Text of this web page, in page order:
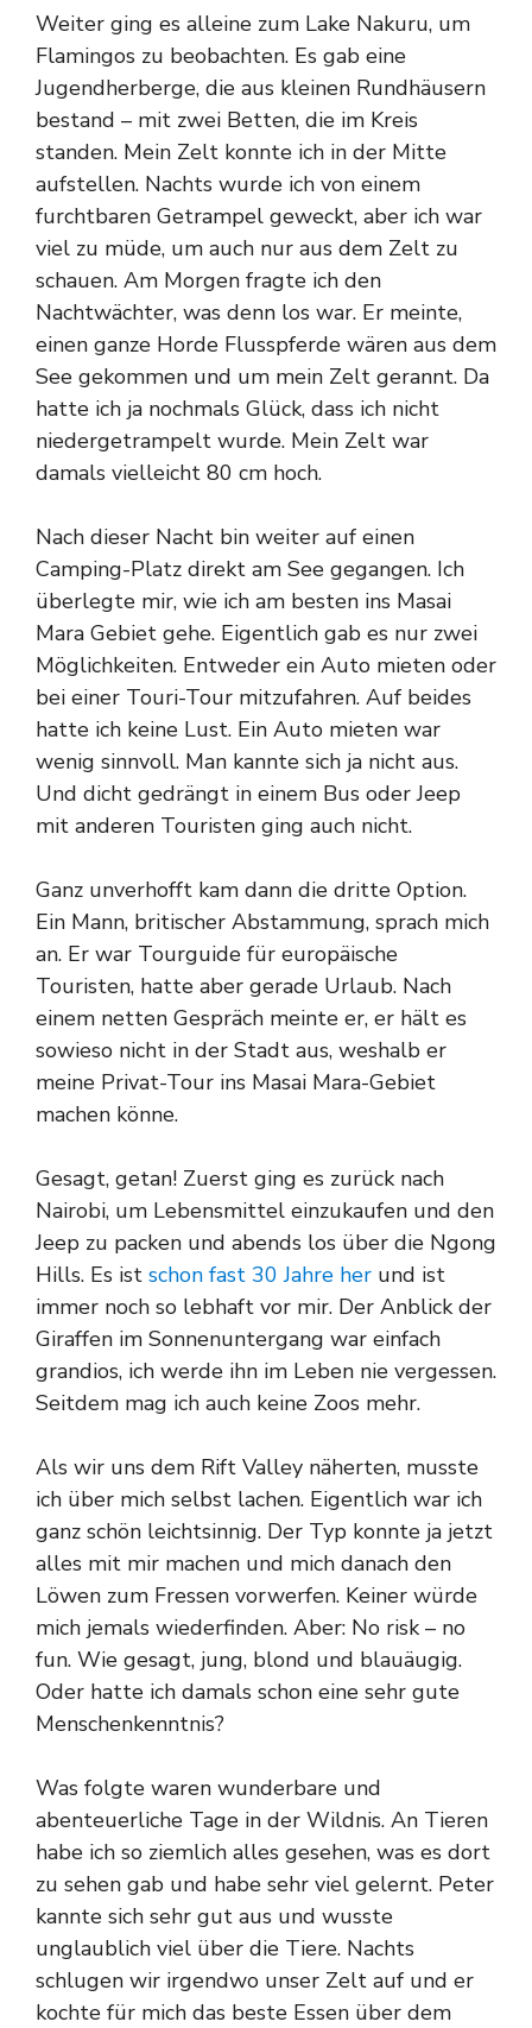
Weiter ging es alleine zum Lake Nakuru, um
Flamingos zu beobachten. Es gab eine
Jugendherberge, die aus kleinen Rundhäusern
bestand – mit zwei Betten, die im Kreis
standen. Mein Zelt konnte ich in der Mitte
aufstellen. Nachts wurde ich von einem
furchtbaren Getrampel geweckt, aber ich war
viel zu müde, um auch nur aus dem Zelt zu
schauen. Am Morgen fragte ich den
Nachtwächter, was denn los war. Er meinte,
einen ganze Horde Flusspferde wären aus dem
See gekommen und um mein Zelt gerannt. Da
hatte ich ja nochmals Glück, dass ich nicht
niedergetrampelt wurde. Mein Zelt war
damals vielleicht 80 cm hoch.
Nach dieser Nacht bin weiter auf einen
Camping-Platz direkt am See gegangen. Ich
überlegte mir, wie ich am besten ins Masai
Mara Gebiet gehe. Eigentlich gab es nur zwei
Möglichkeiten. Entweder ein Auto mieten oder
bei einer Touri-Tour mitzufahren. Auf beides
hatte ich keine Lust. Ein Auto mieten war
wenig sinnvoll. Man kannte sich ja nicht aus.
Und dicht gedrängt in einem Bus oder Jeep
mit anderen Touristen ging auch nicht.
Ganz unverhofft kam dann die dritte Option.
Ein Mann, britischer Abstammung, sprach mich
an. Er war Tourguide für europäische
Touristen, hatte aber gerade Urlaub. Nach
einem netten Gespräch meinte er, er hält es
sowieso nicht in der Stadt aus, weshalb er
meine Privat-Tour ins Masai Mara-Gebiet
machen könne.
Gesagt, getan! Zuerst ging es zurück nach
Nairobi, um Lebensmittel einzukaufen und den
Jeep zu packen und abends los über die Ngong
Hills. Es ist schon fast 30 Jahre her und ist
immer noch so lebhaft vor mir. Der Anblick der
Giraffen im Sonnenuntergang war einfach
grandios, ich werde ihn im Leben nie vergessen.
Seitdem mag ich auch keine Zoos mehr.
Als wir uns dem Rift Valley näherten, musste
ich über mich selbst lachen. Eigentlich war ich
ganz schön leichtsinnig. Der Typ konnte ja jetzt
alles mit mir machen und mich danach den
Löwen zum Fressen vorwerfen. Keiner würde
mich jemals wiederfinden. Aber: No risk – no
fun. Wie gesagt, jung, blond und blauäugig.
Oder hatte ich damals schon eine sehr gute
Menschenkenntnis?
Was folgte waren wunderbare und
abenteuerliche Tage in der Wildnis. An Tieren
habe ich so ziemlich alles gesehen, was es dort
zu sehen gab und habe sehr viel gelernt. Peter
kannte sich sehr gut aus und wusste
unglaublich viel über die Tiere. Nachts
schlugen wir irgendwo unser Zelt auf und er
kochte für mich das beste Essen über dem